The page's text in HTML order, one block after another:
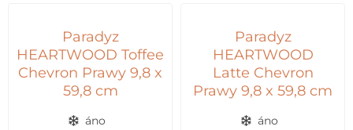
Paradyz
HEARTWOOD Toffee
Chevron Prawy 9,8 x
59,8 cm
áno
Paradyz
HEARTWOOD
Latte Chevron
Prawy 9,8 x 59,8 cm
áno